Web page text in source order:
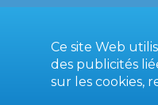
Ce site Web
des publicités
sur les cookies,